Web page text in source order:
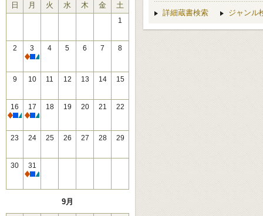
日 月 火 水 木 金 土
1
2
3
休館
4 5 6 7 8
9 10 11 12 13 14 15
16
休館
17
休館
18 19 20 21 22
23 24 25 26 27 28 29
30
31
休館
9月
詳細蔵書検索 ジャンル